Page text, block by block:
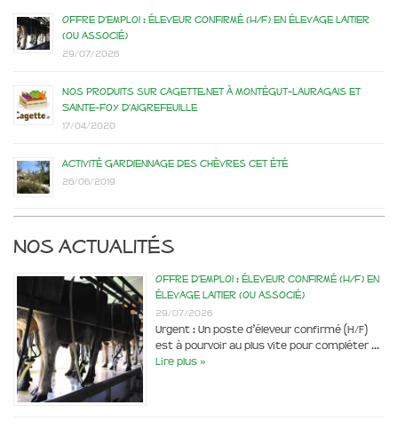
Offre d’emploi : éleveur confirmé (H/F) en élevage laitier
(ou associé)
29/07/2026
Nos produits sur Cagette.net à Montégut-Lauragais et
Sainte-Foy d’Aigrefeuille
17/04/2020
Activité gardiennage des chèvres cet été
26/06/2019
Nos actualités
Offre d’emploi : éleveur confirmé (H/F) en
élevage laitier (ou associé)
29/07/2026
Urgent : Un poste d’éleveur confirmé (H/F)
est à pourvoir au plus vite pour compléter …
Lire plus »